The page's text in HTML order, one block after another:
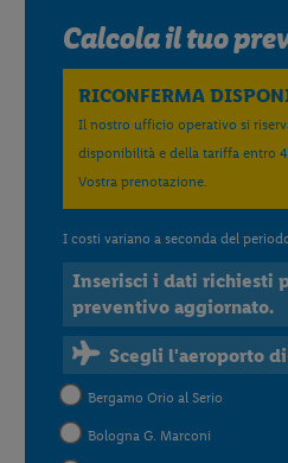
Calcola il tuo
RICONFERMA
Il nostro ufficio operativo si
disponibilità e della tariffa entro
Vostra prenotazione.
I costi variano a seconda del
Inserisci i dati richiesti
preventivo aggiornato.
Scegli l'aeroporto
Bergamo Orio al Serio
Bologna G. Marconi